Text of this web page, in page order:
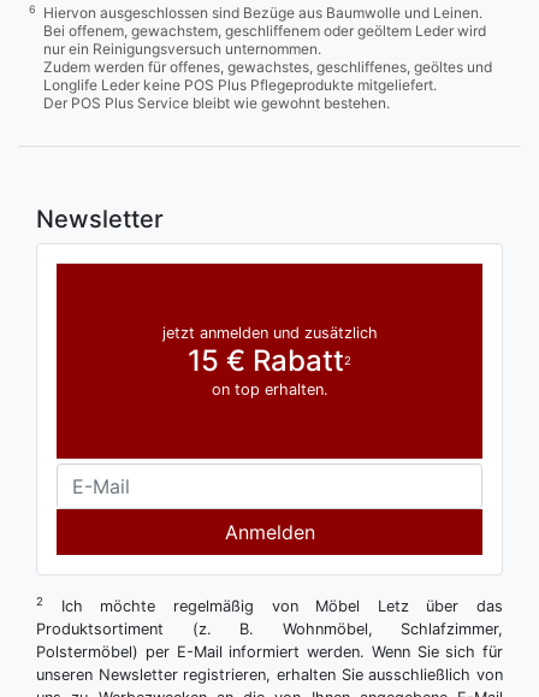
6
Hiervon ausgeschlossen sind Bezüge aus Baumwolle und Leinen.
Bei offenem, gewachstem, geschliffenem oder geöltem Leder wird
nur ein Reinigungsversuch unternommen.
Zudem werden für offenes, gewachstes, geschliffenes, geöltes und
Longlife Leder keine POS Plus Pflegeprodukte mitgeliefert.
Der POS Plus Service bleibt wie gewohnt bestehen.
Newsletter
jetzt anmelden und zusätzlich
15 € Rabatt2
on top erhalten.
Anmelden
2
Ich möchte regelmäßig von Möbel Letz über das
Produktsortiment (z. B. Wohnmöbel, Schlafzimmer,
Polstermöbel) per E-Mail informiert werden. Wenn Sie sich für
unseren Newsletter registrieren, erhalten Sie ausschließlich von